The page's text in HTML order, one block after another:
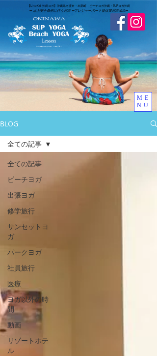
​【LinoKai 沖縄ヨガ】沖縄県名護市・本部町 ビーチヨガ沖縄・SUPヨガ沖縄
➖ 水上安全条例に伴う届出 ➖​プレジャーボート提供業届出済み➖
ME
NU
BLOG
全ての記事
ビーチヨガ
出張ヨガ
修学旅行
サンセットヨ
ガ
パークヨガ
社員旅行
医療
ヨガ以外の時
間
動画
リゾートホテ
ル
全ての記事